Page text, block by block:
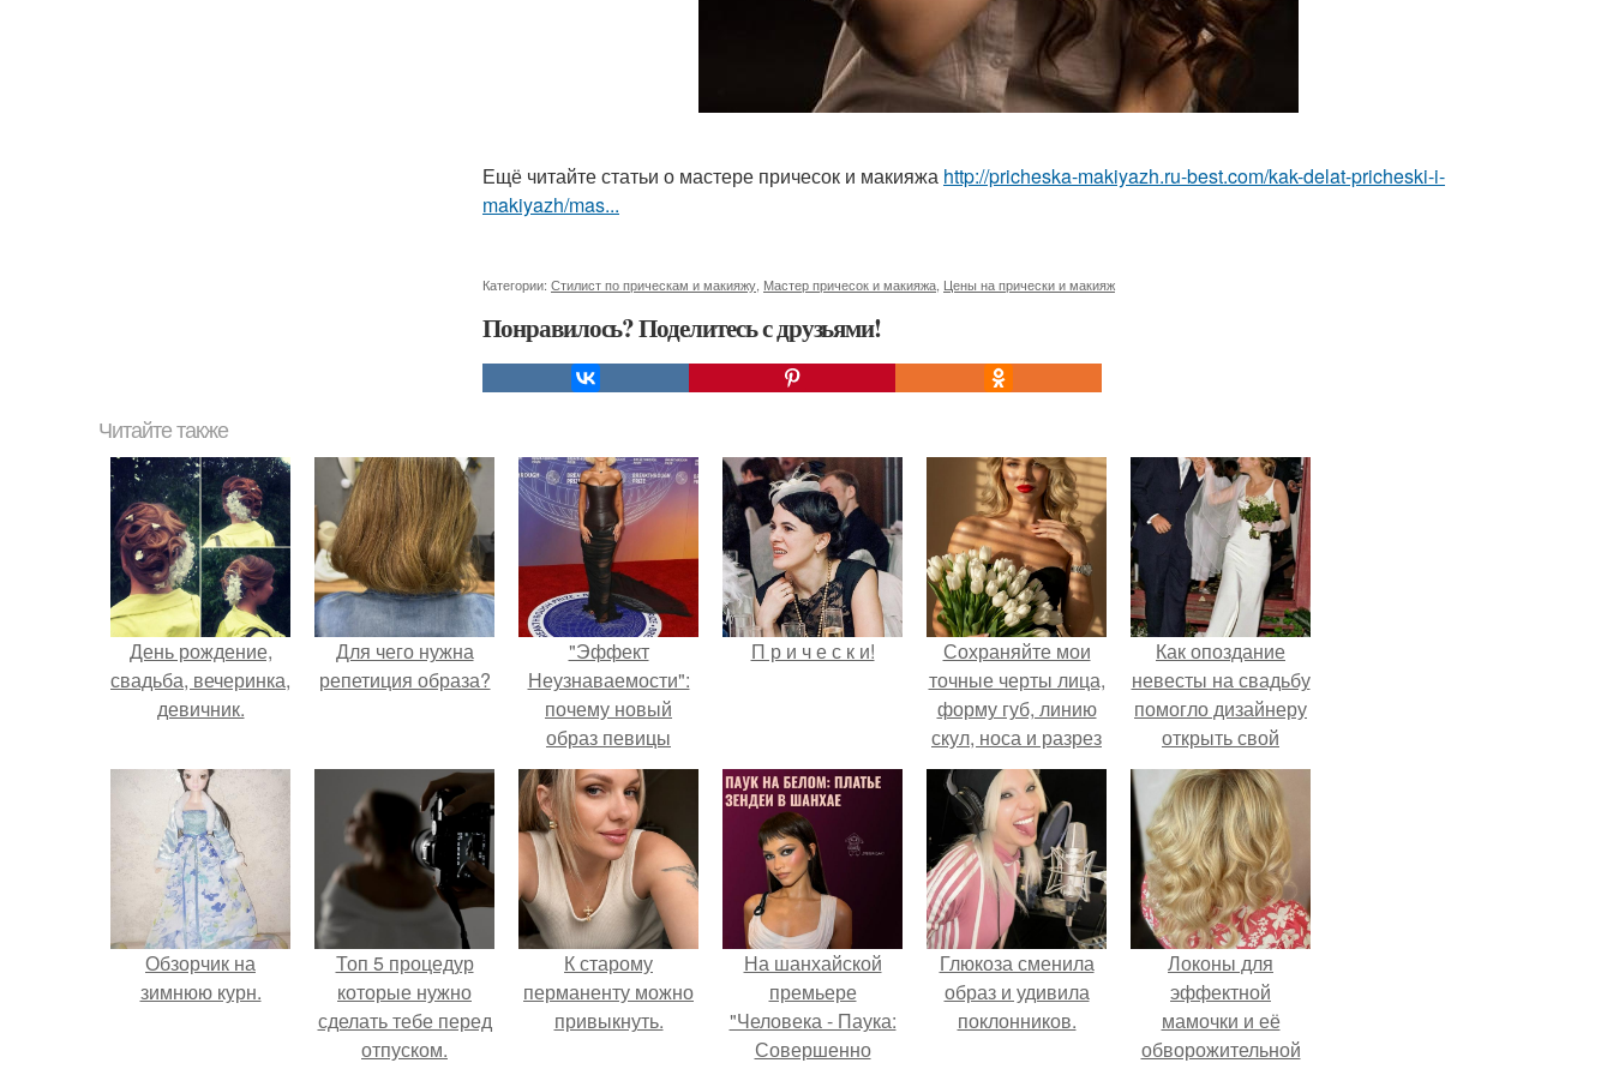
Ещё читайте статьи о мастере причесок и макияжа http://pricheska-makiyazh.ru-best.com/kak-delat-pricheski-i-
makiyazh/mas...
Категории: Стилист по прическам и макияжу Мастер причесок и макияжа Цены на прически и макияж
Понравилось? Поделитесь с друзьями!
Читайте также
День рождение,
свадьба, вечеринка,
девичник.
Для чего нужна
репетиция образа?
"Эффект
Неузнаваемости":
почему новый
образ певицы
вызвал споры о
гранях
возможного?
П р и ч е с к и!
Сохраняйте мои
точные черты лица,
форму губ, линию
скул, носа и разрез
глаз.
Как опоздание
невесты на свадьбу
помогло дизайнеру
открыть свой
бренд.
Обзорчик на
зимнюю курн.
Топ 5 процедур
которые нужно
сделать тебе перед
отпуском.
К старому
перманенту можно
привыкнуть.
На шанхайской
премьере
"Человека - Паука:
Совершенно
Глюкоза сменила
образ и удивила
поклонников.
Локоны для
эффектной
мамочки и её
обворожительной